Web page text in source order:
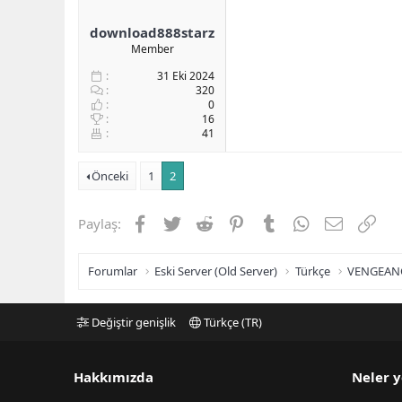
download888starz
Member
31 Eki 2024
320
0
16
41
Önceki 1 2
Paylaş: Facebook
TwitterReddit PinterestTumblrWhatsApp
E-postaLink
Forumlar Eski Server (Old Server) Türkçe
Değiştir genişlik Türkçe (TR)
Hakkımızda Neler